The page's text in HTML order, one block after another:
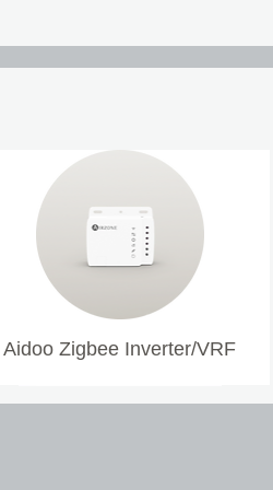
Aidoo Zigbee Inverter/VRF